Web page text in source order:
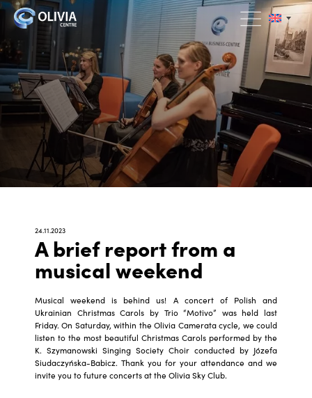
24.11.2023
A brief report from a
musical weekend
Musical weekend is behind us! A concert of Polish and
Ukrainian Christmas Carols by Trio “Motivo” was held last
Friday. On Saturday, within the Olivia Camerata cycle, we could
listen to the most beautiful Christmas Carols performed by the
K. Szymanowski Singing Society Choir conducted by Józefa
Siudaczyńska-Babicz. Thank you for your attendance and we
invite you to future concerts at the Olivia Sky Club.